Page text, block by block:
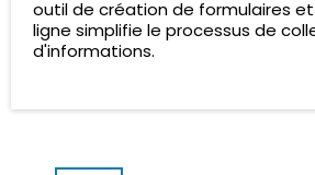
outil de création de formulaires
ligne simplifie le processus de
d'informations.